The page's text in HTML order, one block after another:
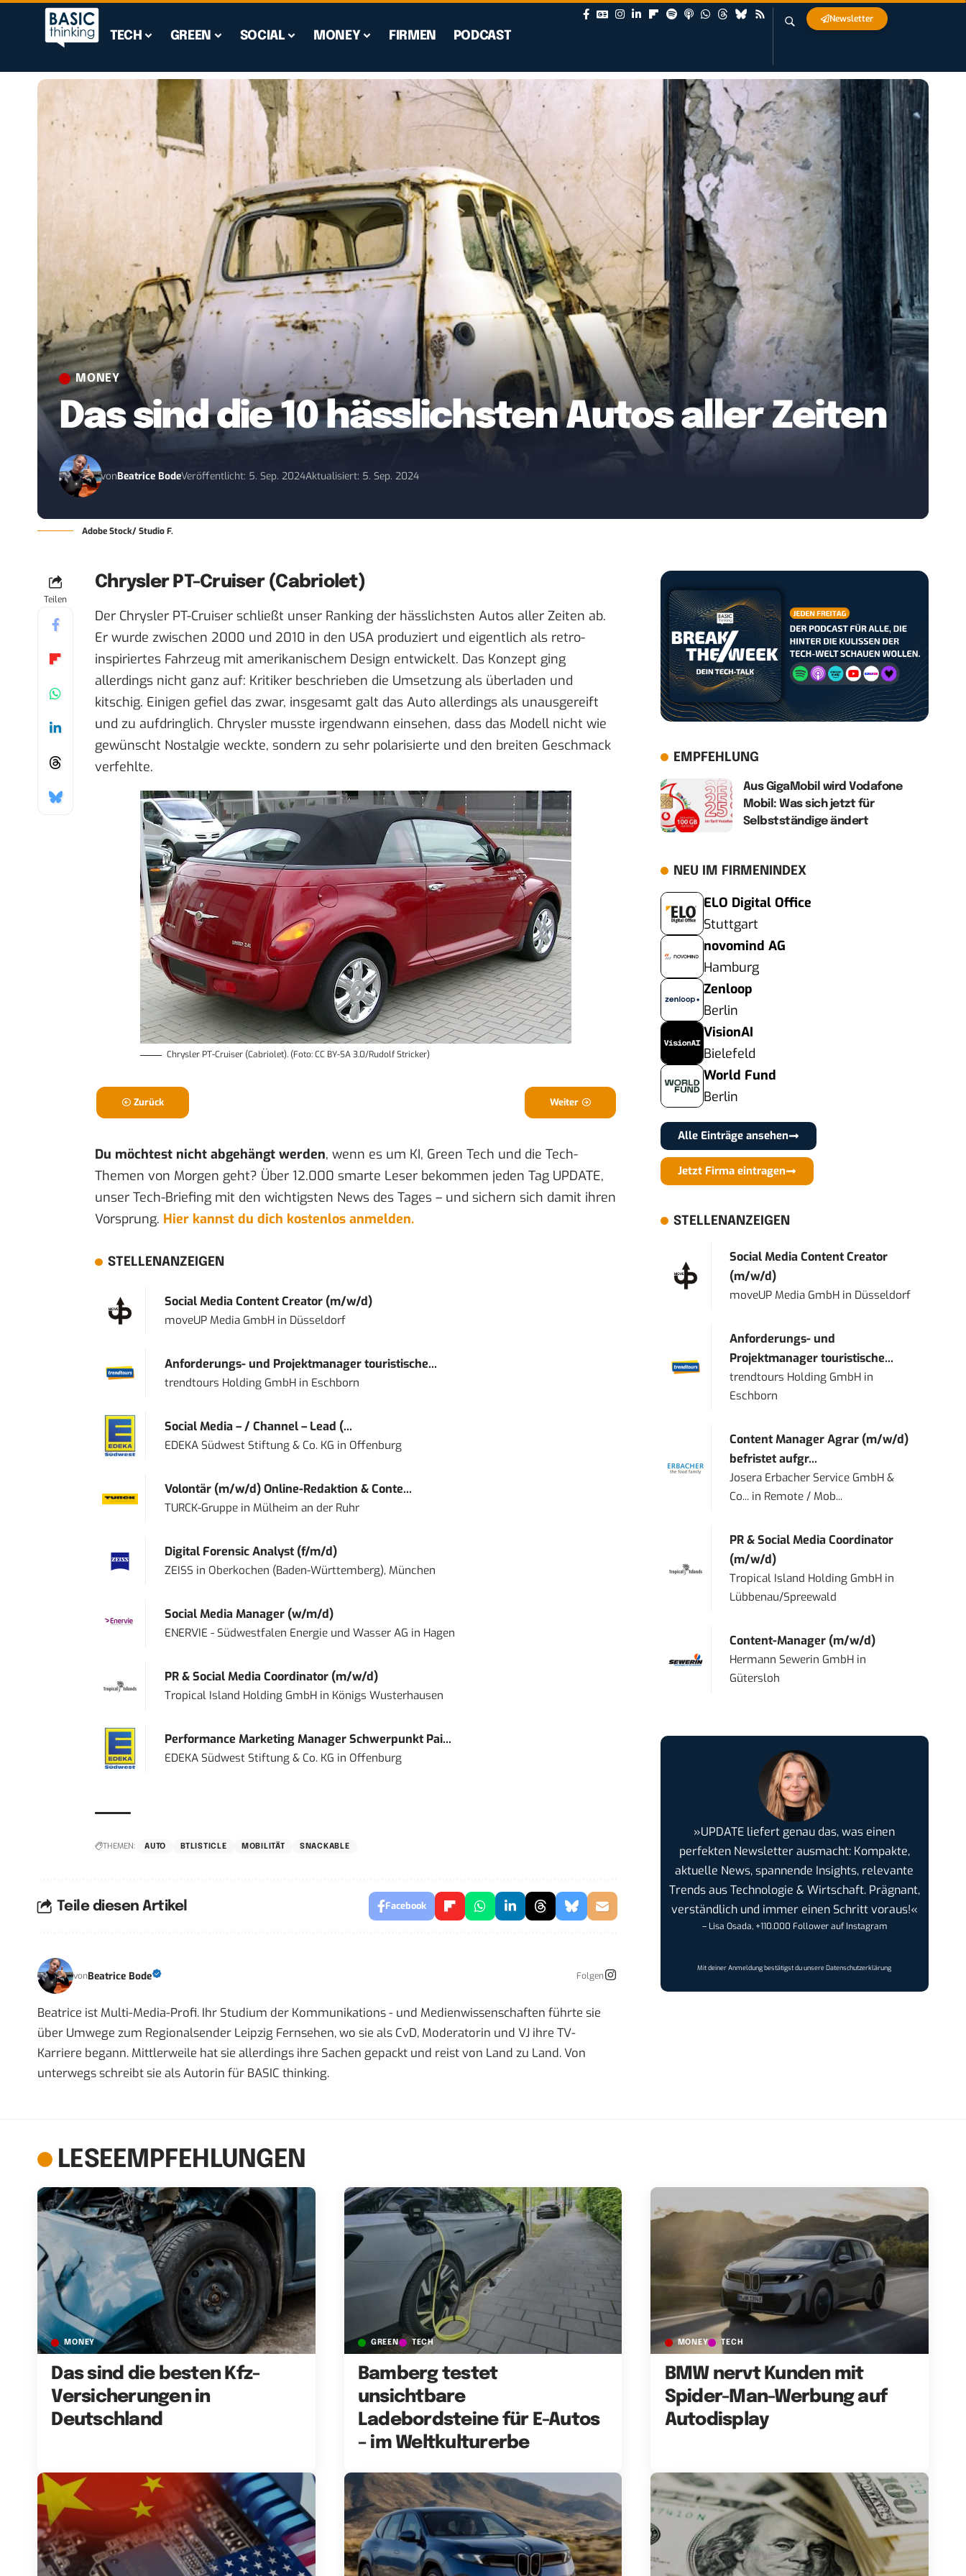
TECH GREEN SOCIAL MONEY FIRMEN PODCAST
Newsletter
MONEY
Das sind die 10 hässlichsten Autos aller Zeiten
vonBeatrice BodeVeröffentlicht: 5. Sep. 2024Aktualisiert: 5. Sep. 2024
Adobe Stock/ Studio F.
Teilen
Chrysler PT-Cruiser (Cabriolet)
Der Chrysler PT-Cruiser schließt unser Ranking der hässlichsten Autos aller Zeiten ab.
Er wurde zwischen 2000 und 2010 in den USA produziert und eigentlich als retro-
inspiriertes Fahrzeug mit amerikanischem Design entwickelt. Das Konzept ging
allerdings nicht ganz auf: Kritiker beschrieben die Umsetzung als überladen und
kitschig. Einigen gefiel das zwar, insgesamt galt das Auto allerdings als unausgereift
und zu aufdringlich. Chrysler musste irgendwann einsehen, dass das Modell nicht wie
gewünscht Nostalgie weckte, sondern zu sehr polarisierte und den breiten Geschmack
verfehlte.
Chrysler PT-Cruiser (Cabriolet). (Foto: CC BY-SA 3.0/Rudolf Stricker)
Zurück Weiter
Du möchtest nicht abgehängt werden, wenn es um KI, Green Tech und die Tech-
Themen von Morgen geht? Über 12.000 smarte Leser bekommen jeden Tag UPDATE,
unser Tech-Briefing mit den wichtigsten News des Tages – und sichern sich damit ihren
Vorsprung. Hier kannst du dich kostenlos anmelden.
STELLENANZEIGEN
Social Media Content Creator (m/w/d)
moveUP Media GmbHin Düsseldorf
Anforderungs- und Projektmanager touristische...
trendtours Holding GmbHin Eschborn
Social Media – / Channel – Lead (...
EDEKA Südwest Stiftung & Co. KG in Offenburg
Volontär (m/w/d) Online-Redaktion & Conte...
TURCK-Gruppein Mülheim an der Ruhr
Digital Forensic Analyst (f/m/d)
ZEISS in Oberkochen (Baden-Württemberg), München
Social Media Manager (w/m/d)
ENERVIE - Südwestfalen Energie und Wasser AG in Hagen
PR & Social Media Coordinator (m/w/d)
Tropical Island Holding GmbHin Königs Wusterhausen
Performance Marketing Manager Schwerpunkt Pai...
EDEKA Südwest Stiftung & Co. KG in Offenburg
THEMEN: AUTO BTLISTICLE MOBILITÄT SNACKABLE
Teile diesen Artikel Facebook
vonBeatrice Bode Folgen
Beatrice ist Multi-Media-Profi. Ihr Studium der Kommunikations - und Medienwissenschaften führte sie
über Umwege zum Regionalsender Leipzig Fernsehen, wo sie als CvD, Moderatorin und VJ ihre TV-
Karriere begann. Mittlerweile hat sie allerdings ihre Sachen gepackt und reist von Land zu Land. Von
unterwegs schreibt sie als Autorin für BASIC thinking.
EMPFEHLUNG
Aus GigaMobil wird Vodafone
Mobil: Was sich jetzt für
Selbstständige ändert
NEU IM FIRMENINDEX
ELO Digital Office
Stuttgart
novomind AG
Hamburg
Zenloop
Berlin
VisionAI
Bielefeld
World Fund
Berlin
Alle Einträge ansehen
Jetzt Firma eintragen
STELLENANZEIGEN
Social Media Content Creator
(m/w/d)
moveUP Media GmbH in Düsseldorf
Anforderungs- und
Projektmanager touristische...
trendtours Holding GmbH in
Eschborn
Content Manager Agrar (m/w/d)
befristet aufgr...
Josera Erbacher Service GmbH &
Co... in Remote / Mob...
PR & Social Media Coordinator
(m/w/d)
Tropical Island Holding GmbH in
Lübbenau/Spreewald
Content-Manager (m/w/d)
Hermann Sewerin GmbH in
Gütersloh
»UPDATE liefert genau das, was einen
perfekten Newsletter ausmacht: Kompakte,
aktuelle News, spannende Insights, relevante
Trends aus Technologie & Wirtschaft. Prägnant,
verständlich und immer einen Schritt voraus!«
– Lisa Osada, +110.000 Follower auf Instagram
Mit deiner Anmeldung bestätigst du unsereDatenschutzerklärung
LESEEMPFEHLUNGEN
MONEY
Das sind die besten Kfz-
Versicherungen in
Deutschland
GREEN TECH
Bamberg testet
unsichtbare
Ladebordsteine für E-Autos
– im Weltkulturerbe
MONEY TECH
BMW nervt Kunden mit
Spider-Man-Werbung auf
Autodisplay